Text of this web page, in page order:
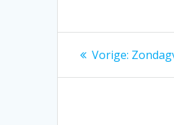
Vorige: Vorig